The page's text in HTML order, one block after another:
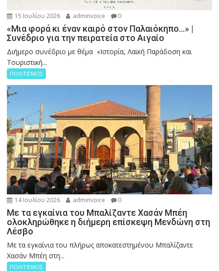
15 Ιουλίου 2026 adminvoice 0
«Μια φορά κι έναν καιρό στον Παλαιόκηπο…» |
Συνέδριο για την πειρατεία στο Αιγαίο
Διήμερο συνέδριο με θέμα «Ιστορία, Λαϊκή Παράδοση και
Τουριστική...
ΠΟΛΙΤΙΣΜΟΣ
14 Ιουλίου 2026 adminvoice 0
Με τα εγκαίνια του Μπαλίζαντε Χασάν Μπέη
ολοκληρώθηκε η διήμερη επίσκεψη Μενδώνη στη
Λέσβο
Με τα εγκαίνια του πλήρως αποκατεστημένου Μπαλίζαντε
Χασάν Μπέη στη...
ΠΟΛΙΤΙΣΜΟΣ